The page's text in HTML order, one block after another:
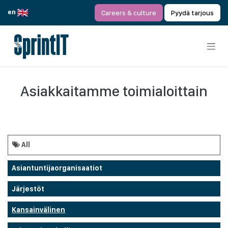
en
Careers & culture Pyydä tarjous
Asiakkaitamme toimialoittain
All
Asiantuntijaorganisaatiot
Järjestöt
Kansainvälinen